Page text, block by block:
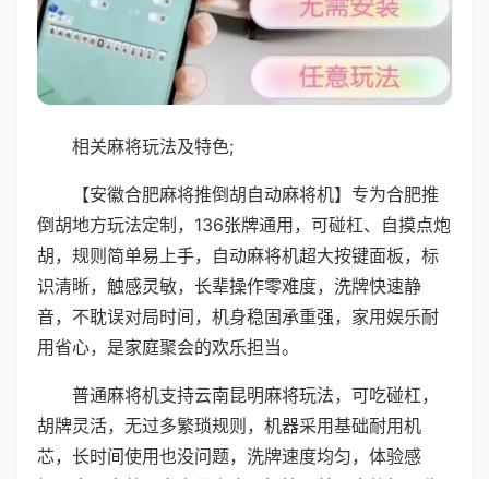
相关麻将玩法及特色;
【安徽合肥麻将推倒胡自动麻将机】专为合肥推
倒胡地方玩法定制，136张牌通用，可碰杠、自摸点炮
胡，规则简单易上手，自动麻将机超大按键面板，标
识清晰，触感灵敏，长辈操作零难度，洗牌快速静
音，不耽误对局时间，机身稳固承重强，家用娱乐耐
用省心，是家庭聚会的欢乐担当。
普通麻将机支持云南昆明麻将玩法，可吃碰杠，
胡牌灵活，无过多繁琐规则，机器采用基础耐用机
芯，长时间使用也没问题，洗牌速度均匀，体验感